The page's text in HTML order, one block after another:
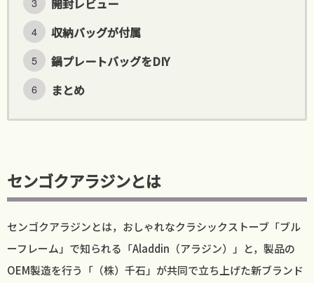
開封レビュー
収納バッグが付属
鍋プレートバッグをDIY
まとめ
センゴクアラジンとは
センゴクアラジンとは，おしゃれなクラシックストーブ「ブル
ーフレーム」で知られる「Aladdin（アラジン）」と，製品の
OEM製造を行う「（株）千石」が共同で立ち上げた新ブランド